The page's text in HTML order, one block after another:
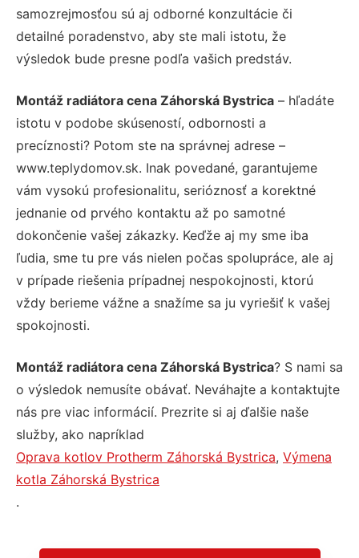
samozrejmosťou sú aj odborné konzultácie či
detailné poradenstvo, aby ste mali istotu, že
výsledok bude presne podľa vašich predstáv.
Montáž radiátora cena Záhorská Bystrica – hľadáte
istotu v podobe skúseností, odbornosti a
precíznosti? Potom ste na správnej adrese –
www.teplydomov.sk. Inak povedané, garantujeme
vám vysokú profesionalitu, serióznosť a korektné
jednanie od prvého kontaktu až po samotné
dokončenie vašej zákazky. Keďže aj my sme iba
ľudia, sme tu pre vás nielen počas spolupráce, ale aj
v prípade riešenia prípadnej nespokojnosti, ktorú
vždy berieme vážne a snažíme sa ju vyriešiť k vašej
spokojnosti.
Montáž radiátora cena Záhorská Bystrica? S nami sa
o výsledok nemusíte obávať. Neváhajte a kontaktujte
nás pre viac informácií. Prezrite si aj ďalšie naše
služby, ako napríklad
Oprava kotlov Protherm Záhorská Bystrica, Výmena
kotla Záhorská Bystrica
.